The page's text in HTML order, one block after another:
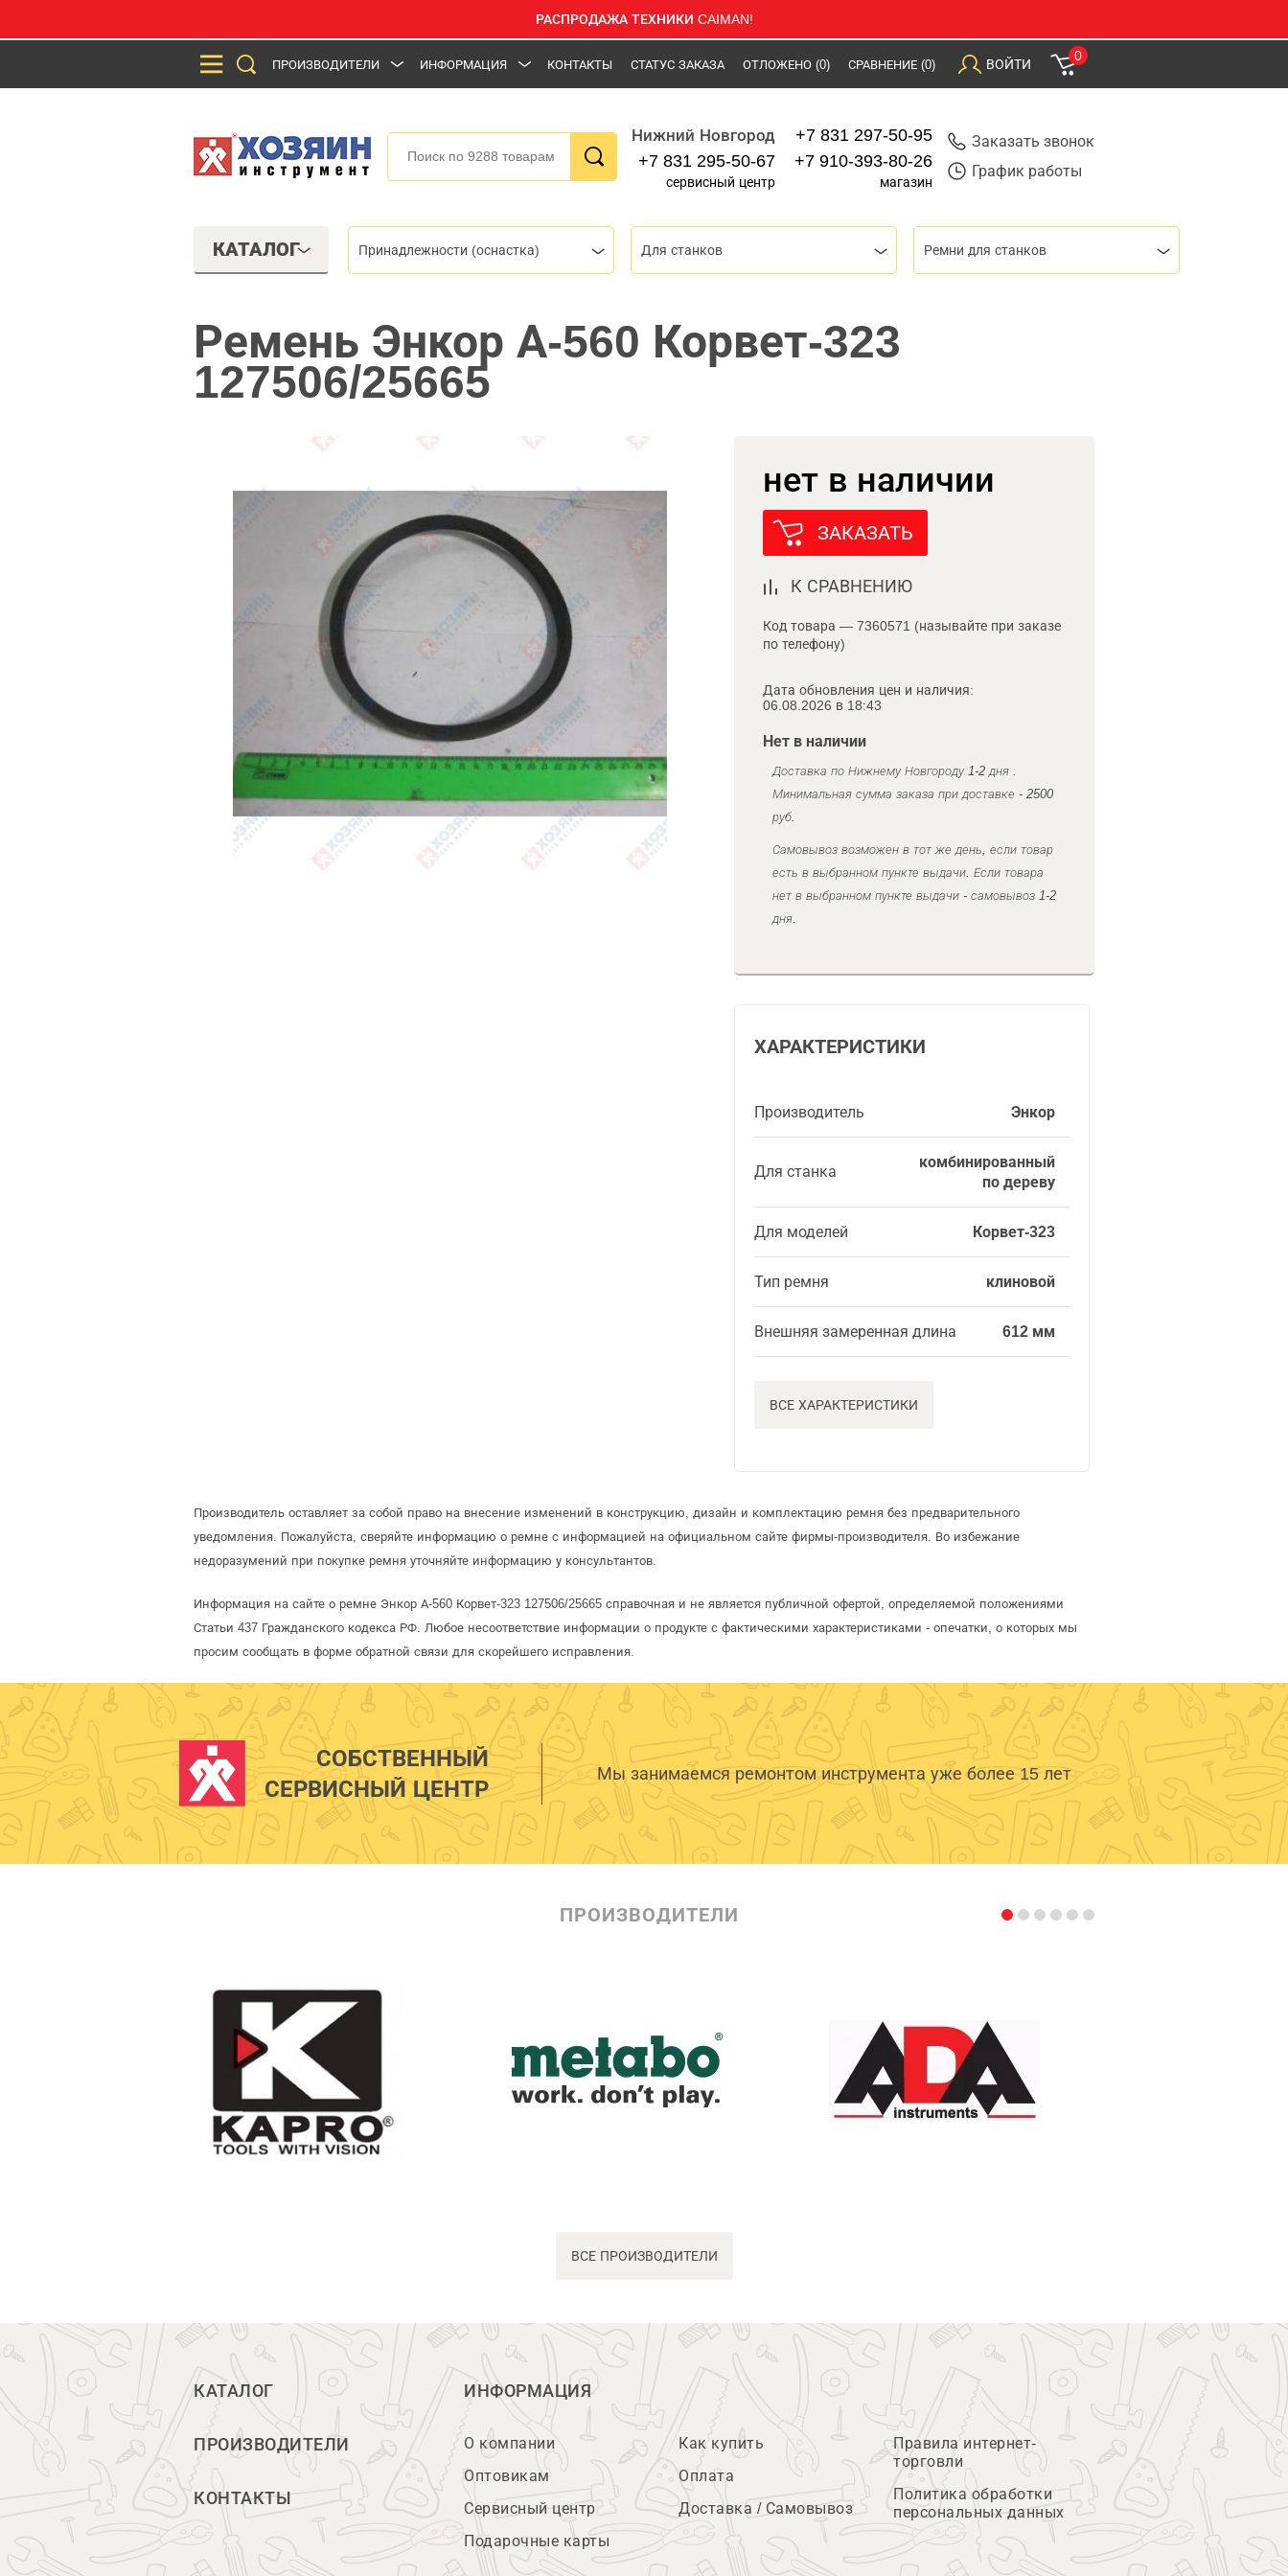
РАСПРОДАЖА ТЕХНИКИ CAIMAN!
ПРОИЗВОДИТЕЛИ ИНФОРМАЦИЯ КОНТАКТЫ СТАТУС ЗАКАЗА ОТЛОЖЕНО (0) СРАВНЕНИЕ (0) ВОЙТИ
0
Нижний Новгород
+7 831 295-50-67
сервисный центр
+7 831 297-50-95
+7 910-393-80-26
магазин
Заказать звонок
График работы
КАТАЛОГ Принадлежности (оснастка) Для станков Ремни для станков
Ремень Энкор А-560 Корвет-323
127506/25665
нет в наличии
ЗАКАЗАТЬ
К СРАВНЕНИЮ
Код товара — 7360571 (называйте при заказе
по телефону)
Дата обновления цен и наличия:
06.08.2026 в 18:43
Нет в наличии
Доставка по Нижнему Новгороду 1-2 дня .
Минимальная сумма заказа при доставке - 2500
руб.
Самовывоз возможен в тот же день, если товар
есть в выбранном пункте выдачи. Если товара
нет в выбранном пункте выдачи - самовывоз 1-2
дня.
ХАРАКТЕРИСТИКИ
Производитель Энкор
Для станка
комбинированный
по дереву
Для моделей Корвет-323
Тип ремня клиновой
Внешняя замеренная длина 612 мм
ВСЕ ХАРАКТЕРИСТИКИ
Производитель оставляет за собой право на внесение изменений в конструкцию, дизайн и комплектацию ремня без предварительного
уведомления. Пожалуйста, сверяйте информацию о ремне с информацией на официальном сайте фирмы-производителя. Во избежание
недоразумений при покупке ремня уточняйте информацию у консультантов.
Информация на сайте о ремне Энкор А-560 Корвет-323 127506/25665 справочная и не является публичной офертой, определяемой положениями
Статьи 437 Гражданского кодекса РФ. Любое несоответствие информации о продукте с фактическими характеристиками - опечатки, о которых мы
просим сообщать в форме обратной связи для скорейшего исправления.
СОБСТВЕННЫЙ
СЕРВИСНЫЙ ЦЕНТР
Мы занимаемся ремонтом инструмента уже более 15 лет
ПРОИЗВОДИТЕЛИ
ВСЕ ПРОИЗВОДИТЕЛИ
КАТАЛОГ
ПРОИЗВОДИТЕЛИ
КОНТАКТЫ
ИНФОРМАЦИЯ
О компании
Оптовикам
Сервисный центр
Подарочные карты
Как купить
Оплата
Доставка / Самовывоз
Правила интернет-
торговли
Политика обработки
персональных данных